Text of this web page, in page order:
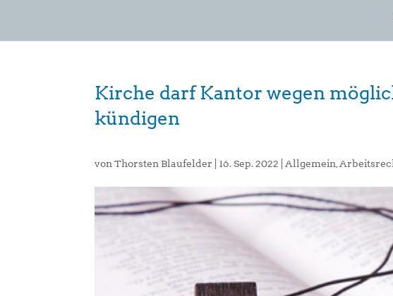
Kirche darf Kantor wegen
kündigen
vonThorsten Blaufelder |16. Sep. 2022 Allgemein